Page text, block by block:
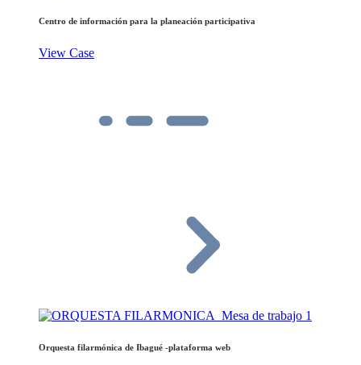
Centro de información para la planeación participativa
View Case
Orquesta filarmónica de Ibagué -plataforma web